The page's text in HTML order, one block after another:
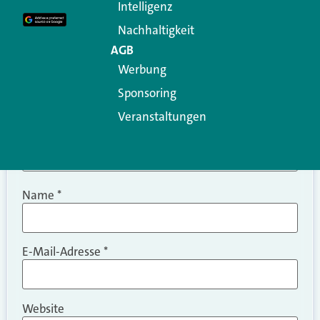
Kommentar
Name *
E-Mail-Adresse *
Website
Intelligenz
Nachhaltigkeit
AGB
Werbung
Sponsoring
Veranstaltungen